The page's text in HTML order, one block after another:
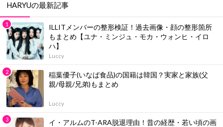
HARYUの最新記事
ILLITメンバーの整形検証！過去画像・顔の整形箇所
もまとめ【ユナ・ミンジュ・モカ・ウォンヒ・イロ
ハ】
Luccy
稲葉優子(いなば食品)の国籍は韓国？実家と家族(父
親/母親/兄弟)もまとめ
Luccy
イ・アルムのT-ARA脱退理由！昔の経歴・若い頃の画